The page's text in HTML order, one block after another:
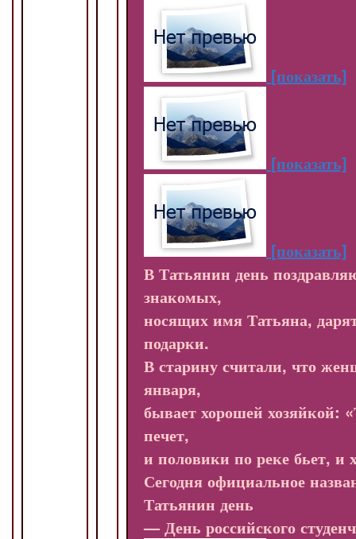
[показать]
[показать]
[показать]
В Татьянин день
знакомых,
носящих имя Татьяна,
подарки.
В старину считали, что
января,
бывает хорошей хозяйкой:
печет,
и половики по реке бьет, и
Сегодня официальное
Татьянин день
— День российского